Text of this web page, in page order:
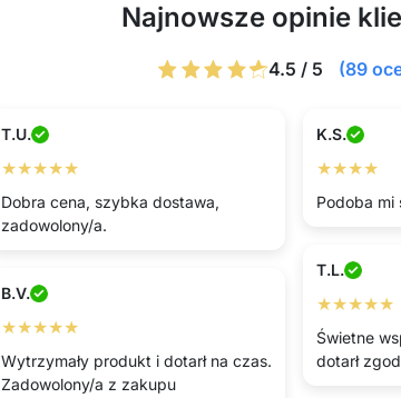
Najnowsze opinie
4.5 / 5 (89
T.U.
★★★★★
Dobra cena, szybka dostawa,
zadowolony/a.
K.S.
★★★★
Podoba mi
T.L.
★★★★★
Świetne
dotarł
B.V.
★★★★★
Wytrzymały produkt i dotarł na czas.
Zadowolony/a z zakupu